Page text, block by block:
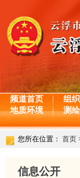
频道首页 组
地质环境
测
您所在位置： 首页
信息公开